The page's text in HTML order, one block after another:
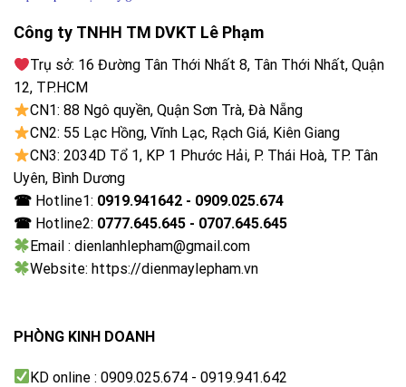
Tư vấn chăm sóc theo nhu cầu
Bạn đang cảm thấy không chắc chắn về cách sấy khô
đồ lụa hay đồ len? Cố vấn chăm sóc của ứng dụng
Electrolux Life sẽ cung cấp những hướng dẫn chuyên
môn để chăm sóc 37 loại vải khác nhau. Đồng thời,
từ xa.
Công ty TNHH TM DVKT Lê Phạm
Trụ sở: 16 Đường Tân Thới Nhất 8, Tân Thới Nhất, Quận
12, TP.HCM
CN1: 88 Ngô quyền, Quận Sơn Trà, Đà Nẵng
CN2: 55 Lạc Hồng, Vĩnh Lạc, Rạch Giá, Kiên Giang
CN3: 2034D Tổ 1, KP 1 Phước Hải, P. Thái Hoà, TP. Tân
Uyên, Bình Dương
☎ Hotline1: 0919.941642 - 0909.025.674
☎ Hotline2: 0777.645.645 - 0707.645.645
Email : dienlanhlepham@gmail.com
Website: https://dienmaylepham.vn
PHÒNG KINH DOANH
KD online : 0909.025.674 - 0919.941.642